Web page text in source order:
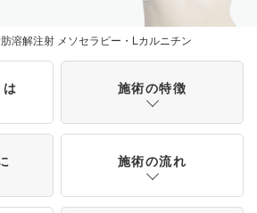
溶解注射 メソセラピー・Lカルニチン
施術の特徴
施術の流れ